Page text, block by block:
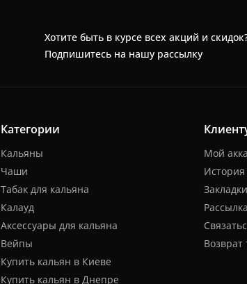
Хотите быть в курсе всех акций и
Подпишитесь на нашу рассылку
Категории
Кальяны
Чаши
Табак для кальяна
Калауд
Аксессуары для кальяна
Вейпы
Купить кальян в Киеве
Купить кальян в Днепре
Мой
История
Закладки
Рассылка
Возврат